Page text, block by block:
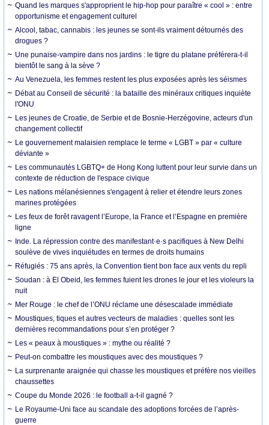
Quand les marques s'approprient le hip-hop pour paraître « cool » : entre
opportunisme et engagement culturel
Alcool, tabac, cannabis : les jeunes se sont-ils vraiment détournés des
drogues ?
Une punaise-vampire dans nos jardins : le tigre du platane préférera-t-il
bientôt le sang à la sève ?
Au Venezuela, les femmes restent les plus exposées après les séismes
Débat au Conseil de sécurité : la bataille des minéraux critiques inquiète
l'ONU
Les jeunes de Croatie, de Serbie et de Bosnie-Herzégovine, acteurs d'un
changement collectif
Le gouvernement malaisien remplace le terme « LGBT » par « culture
déviante »
Les communautés LGBTQ+ de Hong Kong luttent pour leur survie dans un
contexte de réduction de l'espace civique
Les nations mélanésiennes s'engagent à relier et étendre leurs zones
marines protégées
Les feux de forêt ravagent l’Europe, la France et l’Espagne en première
ligne
Inde. La répression contre des manifestant·e·s pacifiques à New Delhi
soulève de vives inquiétudes en termes de droits humains
Réfugiés : 75 ans après, la Convention tient bon face aux vents du repli
Soudan : à El Obeid, les femmes fuient les drones le jour et les violeurs la
nuit
Mer Rouge : le chef de l’ONU réclame une désescalade immédiate
Moustiques, tiques et autres vecteurs de maladies : quelles sont les
dernières recommandations pour s’en protéger ?
Les « peaux à moustiques » : mythe ou réalité ?
Peut-on combattre les moustiques avec des moustiques ?
La surprenante araignée qui chasse les moustiques et préfère nos vieilles
chaussettes
Coupe du Monde 2026 : le football a-t-il gagné ?
Le Royaume-Uni face au scandale des adoptions forcées de l’après-
guerre